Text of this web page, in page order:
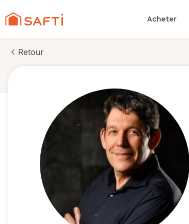
Acheter
Retour